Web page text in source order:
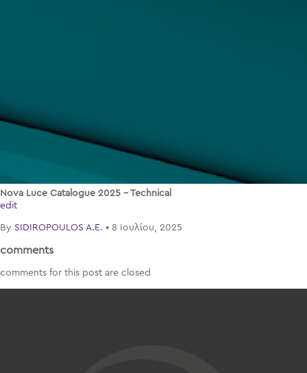
Nova Luce Catalogue 2025 – Technical
edit
By SIDIROPOULOS A.E. • 8 Ιουλίου, 2025
comments
comments for this post are closed